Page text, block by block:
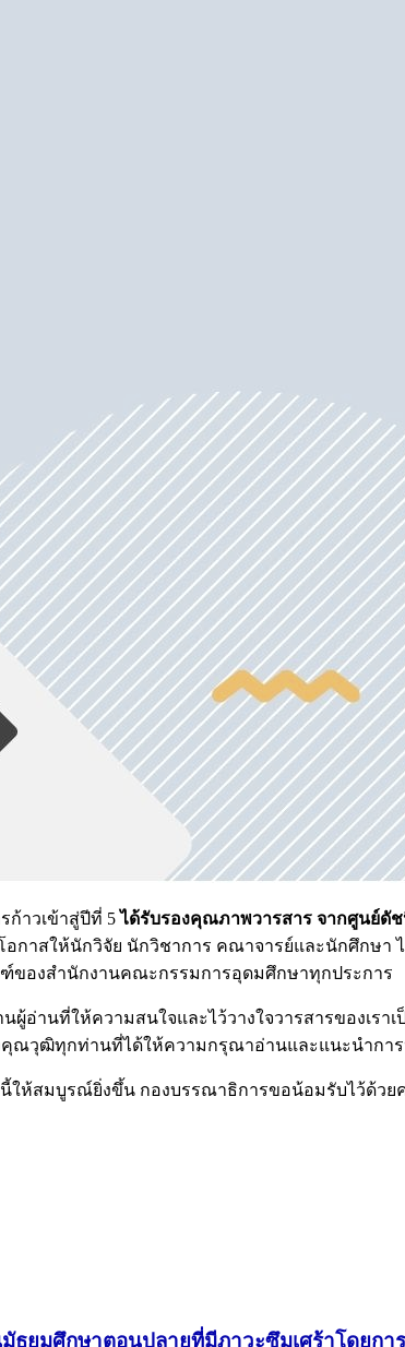
ก้าวเข้าสู่ปีที่ 5ได้รับรองคุณภาพวารสาร จากศูนย์ดัช
กาสให้นักวิจัย นักวิชาการ คณาจารย์และนักศึกษ
ของสำนักงานคณะกรรมการอุดมศึกษาทุกประการ
ที่ให้ความสนใจและไว้วางใจวารสารของเราเ
วุฒิทุกท่านที่ได้ให้ความกรุณาอ่านและแนะนำกา
สมบูรณ์ยิ่งขึ้น กองบรรณาธิการขอน้อมรับไว้ด้วย
ธยมศึกษาตอนปลายที่มีภาวะซึมเศร้าโดยกา